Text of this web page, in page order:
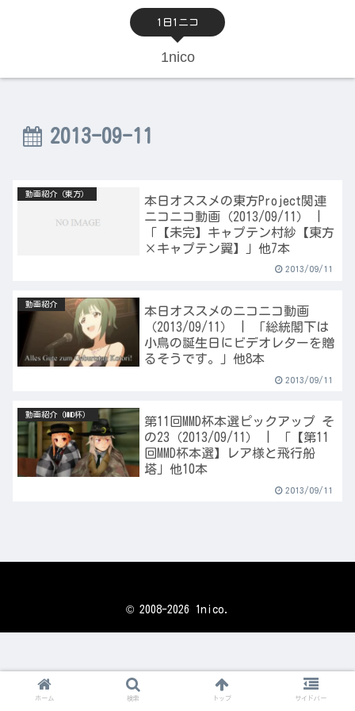
1日1ニコ
1nico
2013-09-11
動画紹介（東方）
本日オススメの東方Project関連
ニコニコ動画（2013/09/11） |
「【未完】キャプテン村紗【東方
×キャプテン翼】」他7本
2013/09/11
動画紹介
本日オススメのニコニコ動画
（2013/09/11） | 「総統閣下は
小鳥の誕生日にビデオレターを贈
るそうです。」他8本
2013/09/11
動画紹介（MMD杯）
第11回MMD杯本選ピックアップ そ
の23（2013/09/11） | 「【第11
回MMD杯本選】レア様と飛行船
塔」他10本
2013/09/11
© 2008-2026 1nico.
ホーム 検索 トップ サイドバー